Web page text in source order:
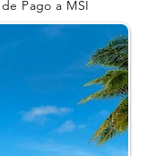
Pago a MSI